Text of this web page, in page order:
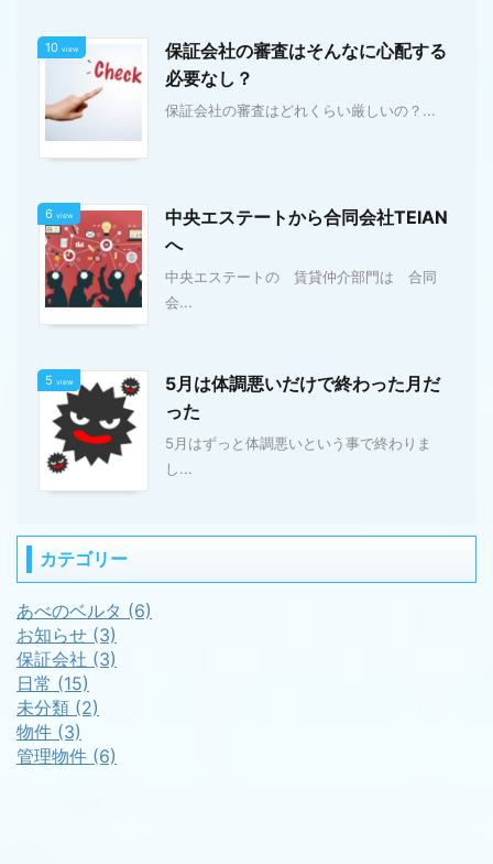
10 view
保証会社の審査はそんなに心配する
必要なし？
保証会社の審査はどれくらい厳しいの？...
6 view
中央エステートから合同会社TEIAN
へ
中央エステートの 賃貸仲介部門は 合同
会...
5 view
5月は体調悪いだけで終わった月だ
った
5月はずっと体調悪いという事で終わりま
し...
カテゴリー
あべのベルタ (6)
お知らせ (3)
保証会社 (3)
日常 (15)
未分類 (2)
物件 (3)
管理物件 (6)